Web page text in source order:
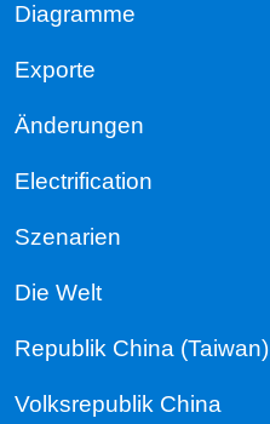
Diagramme
Exporte
Änderungen
Electrification
Szenarien
Die Welt
Republik China (Taiwan)
Volksrepublik China